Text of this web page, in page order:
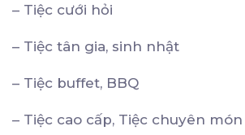
– Tiệc cưới hỏi
– Tiệc tân gia, sinh nhật
– Tiệc buffet, BBQ
– Tiệc cao cấp, Tiệc chuyên món